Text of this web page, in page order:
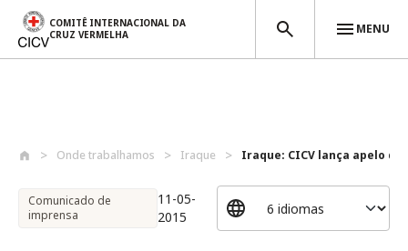
COMITÊ INTERNACIONAL DA
CRUZ VERMELHA
MENU
Onde trabalhamos Iraque Iraque: CICV lança apelo de
Comunicado de
imprensa
11-05-
2015